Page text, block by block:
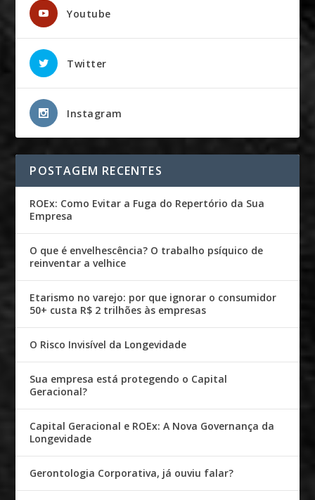
Youtube
Twitter
Instagram
POSTAGEM RECENTES
ROEx: Como Evitar a Fuga do Repertório da Sua
Empresa
O que é envelhescência? O trabalho psíquico de
reinventar a velhice
Etarismo no varejo: por que ignorar o consumidor
50+ custa R$ 2 trilhões às empresas
O Risco Invisível da Longevidade
Sua empresa está protegendo o Capital
Geracional?
Capital Geracional e ROEx: A Nova Governança da
Longevidade
Gerontologia Corporativa, já ouviu falar?